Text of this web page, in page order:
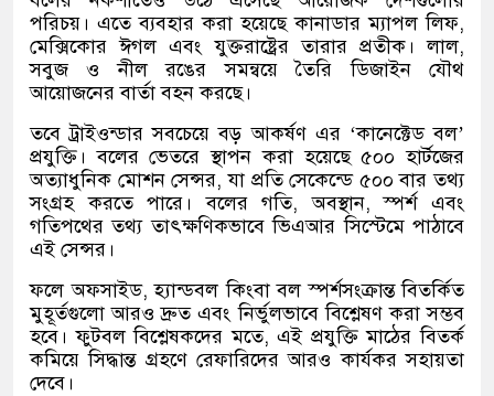
পরিচয়। এতে ব্যবহার করা হয়েছে কানাডার ম্যাপল লিফ,
মেক্সিকোর ঈগল এবং যুক্তরাষ্ট্রের তারার প্রতীক। লাল,
সবুজ ও নীল রঙের সমন্বয়ে তৈরি ডিজাইন যৌথ
আয়োজনের বার্তা বহন করছে।
তবে ট্রাইওন্ডার সবচেয়ে বড় আকর্ষণ এর ‘কানেক্টেড বল’
প্রযুক্তি। বলের ভেতরে স্থাপন করা হয়েছে ৫০০ হার্টজের
অত্যাধুনিক মোশন সেন্সর, যা প্রতি সেকেন্ডে ৫০০ বার তথ্য
সংগ্রহ করতে পারে। বলের গতি, অবস্থান, স্পর্শ এবং
গতিপথের তথ্য তাৎক্ষণিকভাবে ভিএআর সিস্টেমে পাঠাবে
এই সেন্সর।
ফলে অফসাইড, হ্যান্ডবল কিংবা বল স্পর্শসংক্রান্ত বিতর্কিত
মুহূর্তগুলো আরও দ্রুত এবং নির্ভুলভাবে বিশ্লেষণ করা সম্ভব
হবে। ফুটবল বিশ্লেষকদের মতে, এই প্রযুক্তি মাঠের বিতর্ক
কমিয়ে সিদ্ধান্ত গ্রহণে রেফারিদের আরও কার্যকর সহায়তা
দেবে।